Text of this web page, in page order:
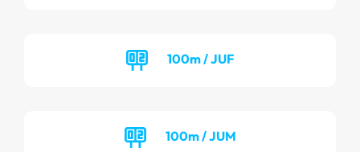
100m / JUF
100m / JUM